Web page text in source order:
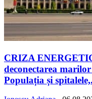
CRIZA
deconectarea
Populația și